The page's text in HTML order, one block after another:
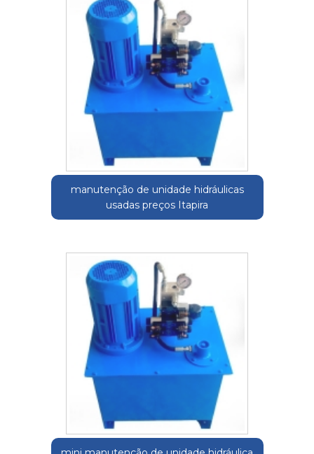
manutenção de unidade hidráulicas
usadas preços Itapira